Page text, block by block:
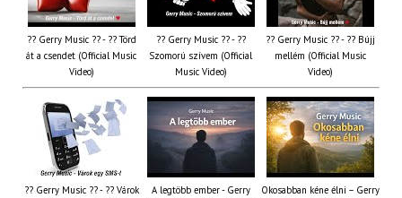
?? Gerry Music ?? - ?? Törd
át a csendet (Official Music
Video)
?? Gerry Music ?? - ??
Szomorú szívem (Official
Music Video)
?? Gerry Music ?? - ?? Bújj
mellém (Official Music
Video)
?? Gerry Music ?? - ?? Várok
A legtöbb ember - Gerry
Okosabban kéne élni – Gerry